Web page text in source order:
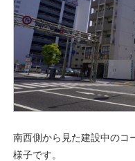
南西側から見た建設中のコ
様子です。